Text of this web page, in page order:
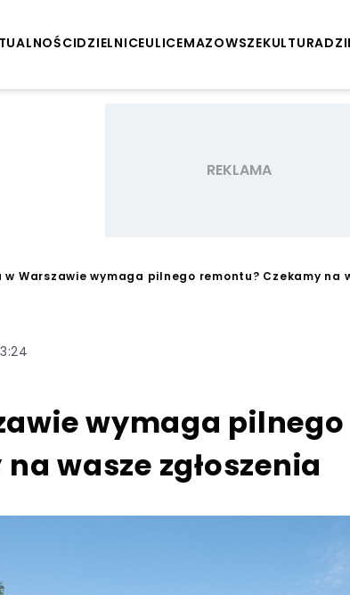
DZIELNICEULICEMAZOWSZEKULTURA
Warszawie wymaga pilnego remontu? Czekamy na
wymaga pilnego
wasze zgłoszenia